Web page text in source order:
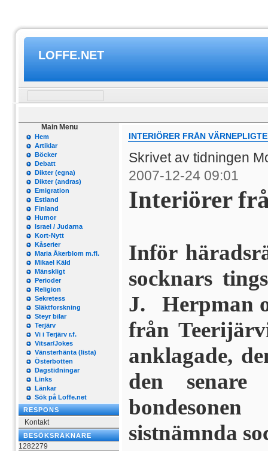
LOFFE.NET
Main Menu
Hem
Artiklar
Böcker
Debatt
Dikter (egna)
Dikter (andras)
Emigration
Estland
Finland
Humor
Israel / Judarna
Kort-Nytt
Kåserier
Maria Åkerblom m.fl.
Mikael Käld
Mänskligt
Perioder
Religion
Sekretess
Släktforskning
Steyr bilar
Terjärv
Vi i Terjärv r.f.
Vitsar/Jokes
Vänsterhänta (lista)
Österbotten
Dagstidningar
Links
Länkar
Sök på Loffe.net
RESPONS
Kontakt
BESÖKSRÄKNARE
1282279
INTERIÖRER FRÅN
Skrivet av tidningen
2007-12-24 09:01
Interiörer
Inför
socknars
J. Herpman
från
anklagade,
den
sistnämnda